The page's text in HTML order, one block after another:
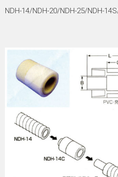
NDH-14/NDH-20/NDH-25/NDH-